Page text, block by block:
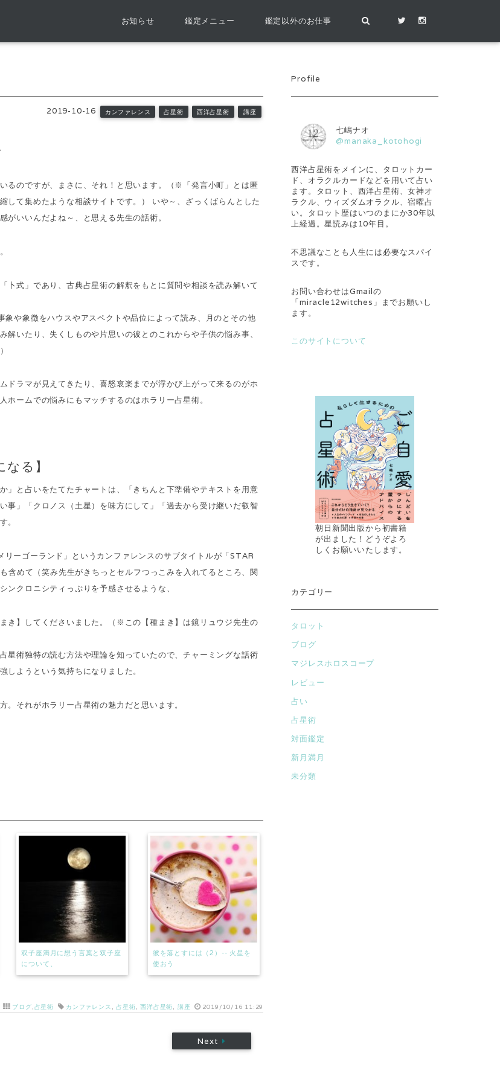
お知らせ 鑑定メニュー 鑑定以外のお仕事
2019-10-16 カンファレンス 占星術 西洋占星術 講座
るのですが、まさに、それ！と思います。（※「発言小町」とは匿
て集めたような相談サイトです。） いや～、ざっくばらんとした
いいんだよね～、と思える先生の話術。
卜式」であり、古典占星術の解釈をもとに質問や相談を読み解いて
や象徴をハウスやアスペクトや品位によって読み、月のとその他
いたり、失くしものや片思いの彼とのこれからや子供の悩み事、
ドラマが見えてきたり、喜怒哀楽までが浮かび上がって来るのがホ
ームでの悩みにもマッチするのはホラリー占星術。
る】
」と占いをたてたチャートは、「きちんと下準備やテキストを用意
事」「クロノス（土星）を味方にして」「過去から受け継いだ叡智
。
ーゴーランド」というカンファレンスのサブタイトルが「STAR
含めて（笑み先生がきちっとセルフつっこみを入れてるところ、関
クロニシティっぷりを予感させるような、
き】してくださいました。（※この【種まき】は鏡リュウジ先生の
星術独特の読む方法や理論を知っていたので、チャーミングな話術
しようという気持ちになりました。
それがホラリー占星術の魅力だと思います。
双子座満月に想う言葉と双子座
について、
彼を落とすには（2）-- 火星を
使おう
ブログ,占星術 カンファレンス ,占星術,西洋占星術, 講座 2019/10/16 11:29
Next
Profile
七嶋ナオ
@manaka_kotohogi
西洋占星術をメインに、タロットカー
ド、オラクルカードなどを用いて占い
ます。タロット、西洋占星術、女神オ
ラクル、ウィズダムオラクル、宿曜占
い。タロット歴はいつのまにか30年以
上経過。星読みは10年目。
不思議なことも人生には必要なスパイ
スです。
お問い合わせはGmailの
「miracle12witches」までお願いし
ます。
このサイトについて
朝日新聞出版から初書籍
が出ました！どうぞよろ
しくお願いいたします。
カテゴリー
タロット
ブログ
マジレスホロスコープ
レビュー
占い
占星術
対面鑑定
新月満月
未分類